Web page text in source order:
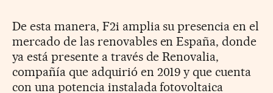
De esta manera, F2i amplia su presencia en el
mercado de las renovables en España, donde
ya está presente a través de Renovalia,
compañía que adquirió en 2019 y que cuenta
con una potencia instalada fotovoltaica